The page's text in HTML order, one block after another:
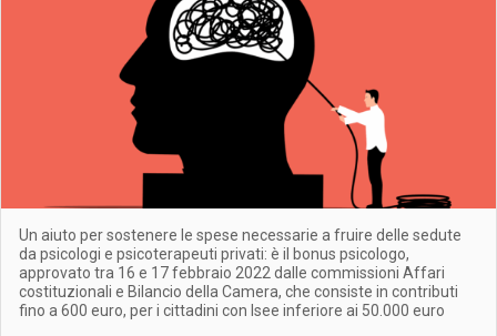
Un aiuto per sostenere le spese necessarie a fruire delle sedute
da psicologi e psicoterapeuti privati: è il bonus psicologo,
approvato tra 16 e 17 febbraio 2022 dalle commissioni Affari
costituzionali e Bilancio della Camera, che consiste in contributi
fino a 600 euro, per i cittadini con Isee inferiore ai 50.000 euro